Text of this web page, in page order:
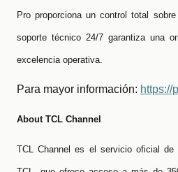
Pro proporciona un control total
soporte técnico 24/7 garantiza una
excelencia operativa.
Para mayor información: https://
About TCL Channel
TCL Channel es el servicio oficial de